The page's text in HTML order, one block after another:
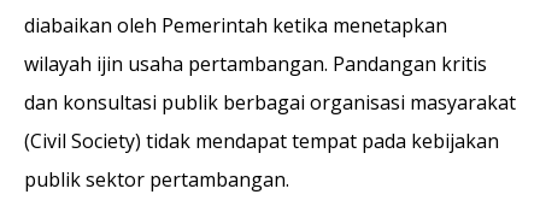
diabaikan oleh Pemerintah ketika menetapkan
wilayah ijin usaha pertambangan. Pandangan kritis
dan konsultasi publik berbagai organisasi masyarakat
(Civil Society) tidak mendapat tempat pada kebijakan
publik sektor pertambangan.